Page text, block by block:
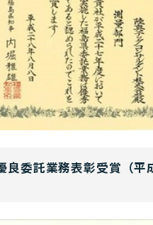
良委託業務表彰受賞（平